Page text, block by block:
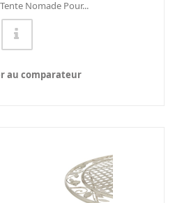
Nomade Pour...
au comparateur